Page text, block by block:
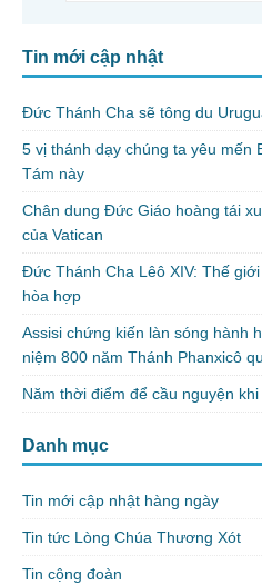
Tin mới cập nhật
Đức Thánh Cha sẽ tông du
5 vị thánh dạy chúng ta yêu mến
Tám này
Chân dung Đức Giáo hoàng tái
của Vatican
Đức Thánh Cha Lêô XIV: Thế
hòa hợp
Assisi chứng kiến làn sóng hành
niệm 800 năm Thánh Phanxicô
Năm thời điểm để cầu nguyện
Danh mục
Tin mới cập nhật hàng ngày
Tin tức Lòng Chúa Thương Xót
Tin cộng đoàn